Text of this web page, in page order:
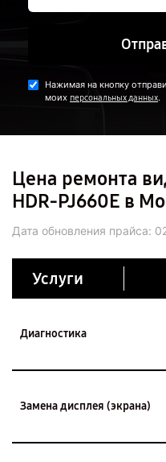
Нажимая на кнопку
моих персональных данных.
Цена ремонта
HDR-PJ660E в
Дата обновления прайса:
Услуги
Диагностика
Замена дисплея (экрана)